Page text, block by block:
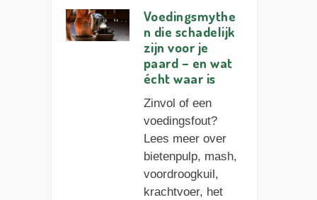
Voedingsmythe
n die schadelijk
zijn voor je
paard – en wat
écht waar is
Zinvol of een
voedingsfout?
Lees meer over
bietenpulp, mash,
voordroogkuil,
krachtvoer, het